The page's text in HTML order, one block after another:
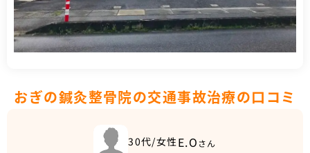
おぎの鍼灸整骨院の交通事故治療の口コミ
30代/女性E.O さん